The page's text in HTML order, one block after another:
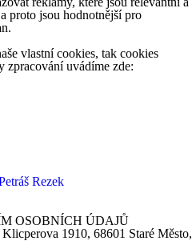
proto jsou hodnotnější pro
vlastní cookies, tak cookies
zpracování uvádíme zde:
Rezek
OSOBNÍCH ÚDAJŮ
1910, 68601 Staré Město,